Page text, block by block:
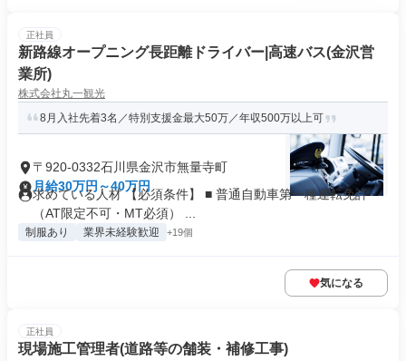
正社員
新路線オープニング長距離ドライバー|高速バス(金沢営
業所)
株式会社丸一観光
8月入社先着3名／特別支援金最大50万／年収500万以上可
〒920-0332石川県金沢市無量寺町
月給30万円～40万円
求めている人材 【必須条件】 ■ 普通自動車第一種運転免許
（AT限定不可・MT必須） ...
制服あり 業界未経験歓迎 +19個
気になる
正社員
現場施工管理者(道路等の舗装・補修工事)